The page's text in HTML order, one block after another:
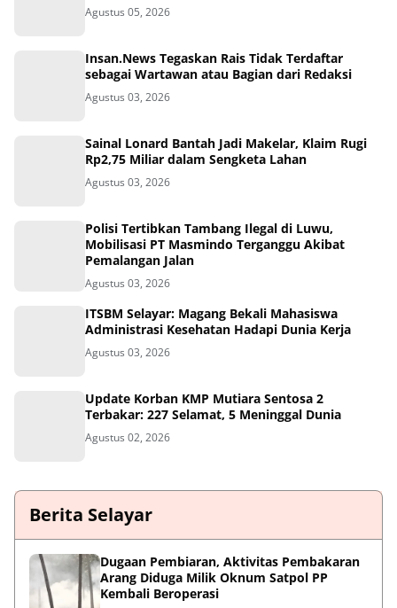
Agustus 05, 2026
Insan.News Tegaskan Rais Tidak Terdaftar
sebagai Wartawan atau Bagian dari Redaksi
Agustus 03, 2026
Sainal Lonard Bantah Jadi Makelar, Klaim Rugi
Rp2,75 Miliar dalam Sengketa Lahan
Agustus 03, 2026
Polisi Tertibkan Tambang Ilegal di Luwu,
Mobilisasi PT Masmindo Terganggu Akibat
Pemalangan Jalan
Agustus 03, 2026
ITSBM Selayar: Magang Bekali Mahasiswa
Administrasi Kesehatan Hadapi Dunia Kerja
Agustus 03, 2026
Update Korban KMP Mutiara Sentosa 2
Terbakar: 227 Selamat, 5 Meninggal Dunia
Agustus 02, 2026
Berita Selayar
Dugaan Pembiaran, Aktivitas Pembakaran
Arang Diduga Milik Oknum Satpol PP
Kembali Beroperasi